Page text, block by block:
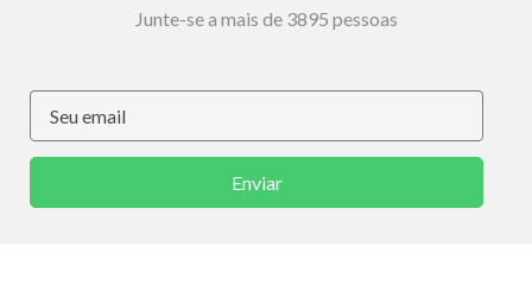
Junte-se a mais de 3895 pessoas
Enviar